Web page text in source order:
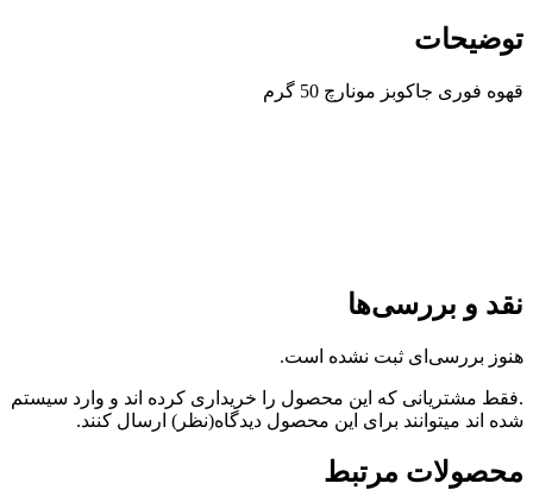
توضیحات
قهوه فوری جاکوبز مونارچ 50 گرم
نقد و بررسی‌ها
هنوز بررسی‌ای ثبت نشده است.
.فقط مشتریانی که این محصول را خریداری کرده اند و وارد سیستم
شده اند میتوانند برای این محصول دیدگاه(نظر) ارسال کنند.
محصولات مرتبط